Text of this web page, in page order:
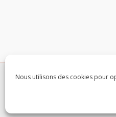
Nous utilisons des cookies pour